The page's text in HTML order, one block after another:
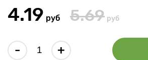
4.19 руб 5.69 руб
- +